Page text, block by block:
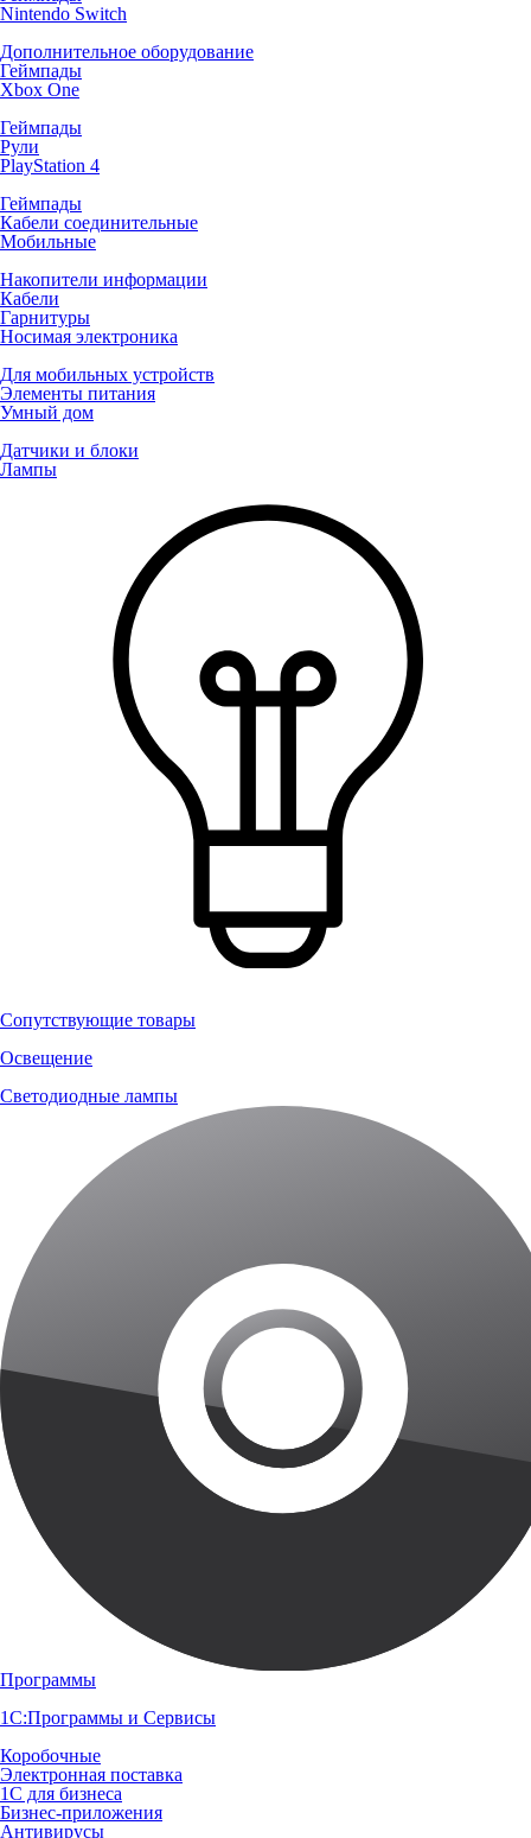
Nintendo Switch
Дополнительное оборудование
Геймпады
Xbox One
Геймпады
Рули
PlayStation 4
Геймпады
Кабели соединительные
Мобильные
Накопители информации
Кабели
Гарнитуры
Носимая электроника
Для мобильных устройств
Элементы питания
Умный дом
Датчики и блоки
Лампы
Сопутствующие товары
Освещение
Светодиодные лампы
Программы
1С:Программы и Сервисы
Коробочные
Электронная поставка
1С для бизнеса
Бизнес-приложения
Антивирусы